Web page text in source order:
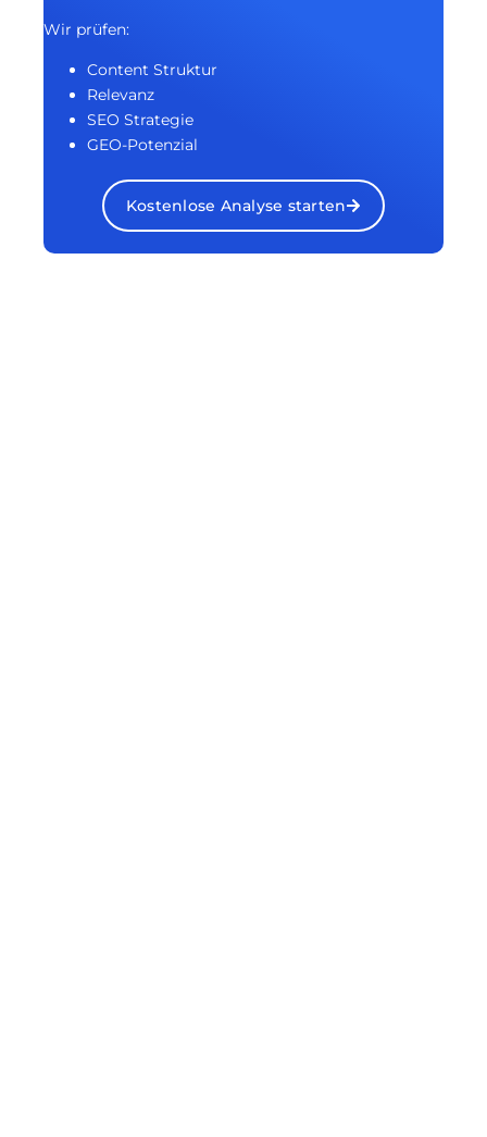
Wir prüfen:
Content Struktur
Relevanz
SEO Strategie
GEO-Potenzial
Kostenlose Analyse starten